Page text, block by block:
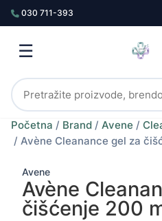
030 711-393
☰
Početna / Brand / Avene /
/ Avène Cleanance gel za
Avene
Avène
čišćenje 200